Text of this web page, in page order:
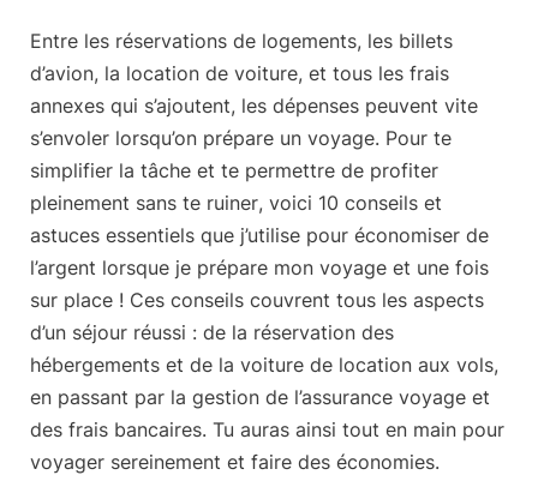
Entre les réservations de logements, les billets
d’avion, la location de voiture, et tous les frais
annexes qui s’ajoutent, les dépenses peuvent vite
s’envoler lorsqu’on prépare un voyage. Pour te
simplifier la tâche et te permettre de profiter
pleinement sans te ruiner, voici 10 conseils et
astuces essentiels que j’utilise pour économiser de
l’argent lorsque je prépare mon voyage et une fois
sur place ! Ces conseils couvrent tous les aspects
d’un séjour réussi : de la réservation des
hébergements et de la voiture de location aux vols,
en passant par la gestion de l’assurance voyage et
des frais bancaires. Tu auras ainsi tout en main pour
voyager sereinement et faire des économies.